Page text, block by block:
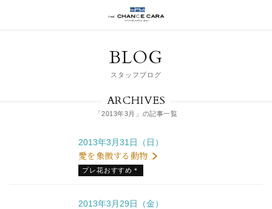
BLOG
スタッフブログ
ARCHIVES
「2013年3月」の記事一覧
2013年3月31日（日）
愛を象徴する動物
プレ花おすすめ＊
2013年3月29日（金）